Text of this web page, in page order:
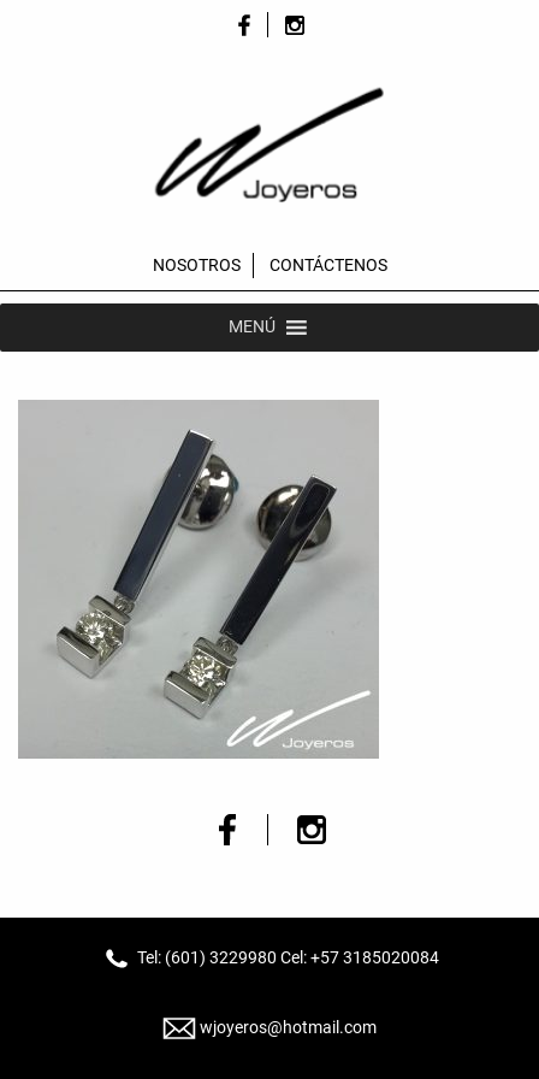
NOSOTROS CONTÁCTENOS
MENÚ
Tel: (601) 3229980 Cel: +57 3185020084
wjoyeros@hotmail.com